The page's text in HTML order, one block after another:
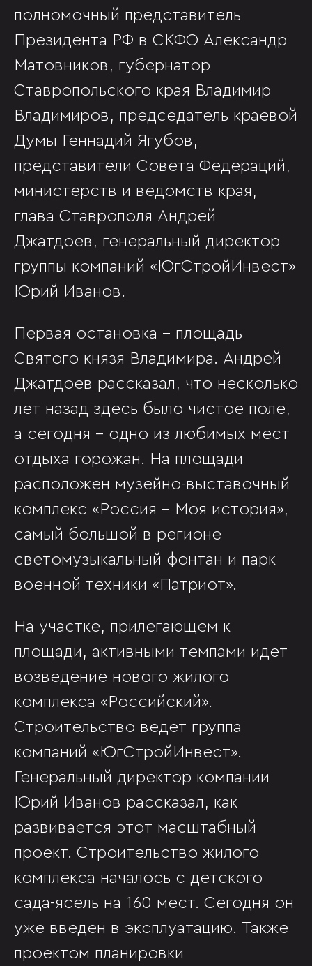
полномочный представитель
Президента РФ в СКФО Александр
Матовников, губернатор
Ставропольского края Владимир
Владимиров, председатель краевой
Думы Геннадий Ягубов,
представители Совета Федераций,
министерств и ведомств края,
глава Ставрополя Андрей
Джатдоев, генеральный директор
группы компаний «ЮгСтройИнвест»
Юрий Иванов.
Первая остановка - площадь
Святого князя Владимира. Андрей
Джатдоев рассказал, что несколько
лет назад здесь было чистое поле,
а сегодня - одно из любимых мест
отдыха горожан. На площади
расположен музейно-выставочный
комплекс «Россия - Моя история»,
самый большой в регионе
светомузыкальный фонтан и парк
военной техники «Патриот».
На участке, прилегающем к
площади, активными темпами идет
возведение нового жилого
комплекса «Российский».
Строительство ведет группа
компаний «ЮгСтройИнвест».
Генеральный директор компании
Юрий Иванов рассказал, как
развивается этот масштабный
проект. Строительство жилого
комплекса началось с детского
сада-ясель на 160 мест. Сегодня он
уже введен в эксплуатацию. Также
проектом планировки